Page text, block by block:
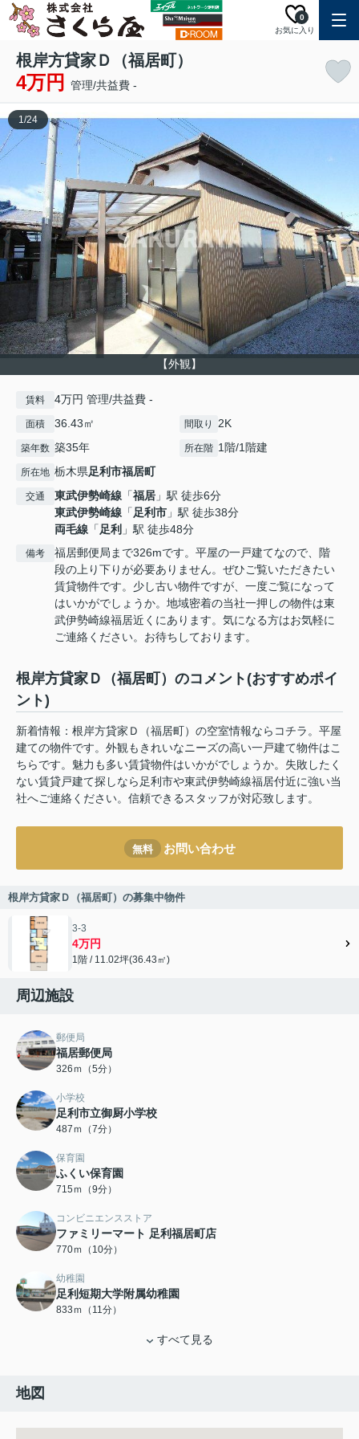
お気に入り
0
根岸方貸家Ｄ（福居町）
4万円 管理/共益費 -
【外観】
1/24
賃料 4万円 管理/共益費 -
面積 36.43㎡ 間取り 2K
築年数 築35年 所在階 1階/1階建
所在地 栃木県足利市福居町
交通 東武伊勢崎線 「福居 」駅 徒歩6分
東武伊勢崎線 「足利市 」駅 徒歩38分
両毛線 「足利 」駅 徒歩48分
備考
福居郵便局まで326mです。平屋の一戸建てなので、階
段の上り下りが必要ありません。ぜひご覧いただきたい
賃貸物件です。少し古い物件ですが、一度ご覧になって
はいかがでしょうか。地域密着の当社一押しの物件は東
武伊勢崎線福居近くにあります。気になる方はお気軽に
ご連絡ください。お待ちしております。
根岸方貸家Ｄ（福居町）のコメント(おすすめポイ
ント)
新着情報：根岸方貸家Ｄ（福居町）の空室情報ならコチラ。平屋
建ての物件です。外観もきれいなニーズの高い一戸建て物件はこ
ちらです。魅力も多い賃貸物件はいかがでしょうか。失敗したく
ない賃貸戸建て探しなら足利市や東武伊勢崎線福居付近に強い当
社へご連絡ください。信頼できるスタッフが対応致します。
無料 お問い合わせ
根岸方貸家Ｄ（福居町）の募集中物件
3-3
4万円
1階 / 11.02坪(36.43㎡)
周辺施設
郵便局
福居郵便局
326ｍ（5分）
小学校
足利市立御厨小学校
487ｍ（7分）
保育園
ふくい保育園
715ｍ（9分）
コンビニエンスストア
ファミリーマート 足利福居町店
770ｍ（10分）
幼稚園
足利短期大学附属幼稚園
833ｍ（11分）
すべて見る
地図